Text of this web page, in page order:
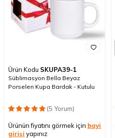
Ürün Kodu SKUPA39-1
Süblimasyon Bella Beyaz
Porselen Kupa Bardak - Kutulu
(5 Yorum)
Ürünün fiyatını görmek için bayi
girişi yapınız